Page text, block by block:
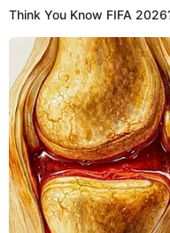
00:57
Ali hace reto
Ali, ex deLizbeth
cuerpo deYurgenis.
00:54
Lizbeth